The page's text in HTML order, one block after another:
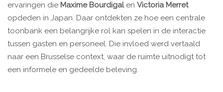
ervaringen die Maxime Bourdigalen Victoria Merret
opdeden in Japan. Daar ontdekten ze hoe een centrale
toonbank een belangrijke rol kan spelen in de interactie
tussen gasten en personeel. Die invloed werd vertaald
naar een Brusselse context, waar de ruimte uitnodigt tot
een informele en gedeelde beleving.